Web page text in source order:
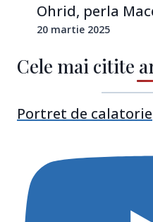
Ohrid, perla
20 martie 2025
Cele mai citite
Portret de calatorie